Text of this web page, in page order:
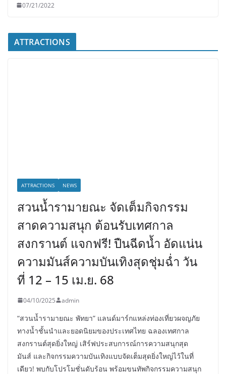
07/21/2022
ATTRACTIONS
ATTRACTIONS NEWS
สวนน้ำรามายณะ จัดเต็มกิจกรรม
สาดความสนุก ต้อนรับเทศกาล
สงกรานต์ แจกฟรี! ปืนฉีดน้ำ อัดแน่น
ความมันส์ความบันเทิงสุดชุ่มฉ่ำ วัน
ที่ 12 – 15 เม.ย. 68
04/10/2025 admin
“สวนน้ำรามายณะ พัทยา” แลนด์มาร์กแหล่งท่องเที่ยวผจญภัย
ทางน้ำชั้นนำและยอดนิยมของประเทศไทย ฉลองเทศกาล
สงกรานต์สุดยิ่งใหญ่ เสิร์ฟประสบการณ์การความสนุกสุด
มันส์ และกิจกรรมความบันเทิงแบบจัดเต็มสุดยิ่งใหญ่ไว้ในที่
เดียว! พบกับโปรโมชั่นดับร้อน พร้อมขนทัพกิจกรรมความสนุก